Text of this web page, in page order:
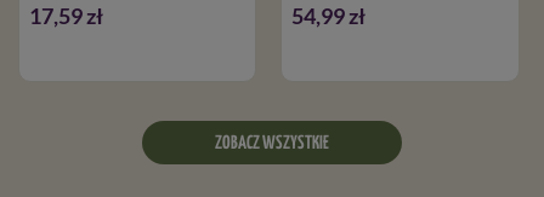
17,59 zł 54,99 zł
ZOBACZ WSZYSTKIE